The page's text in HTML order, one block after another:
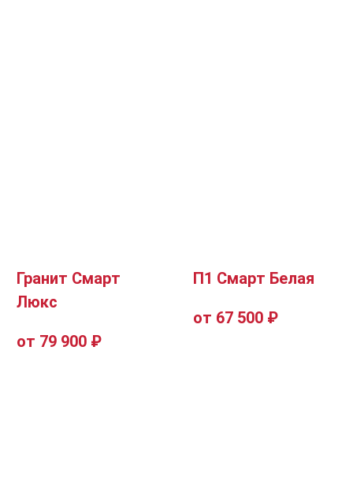
Гранит Смарт
Люкс
от 79 900 ₽
П1 Смарт Белая
от 67 500 ₽